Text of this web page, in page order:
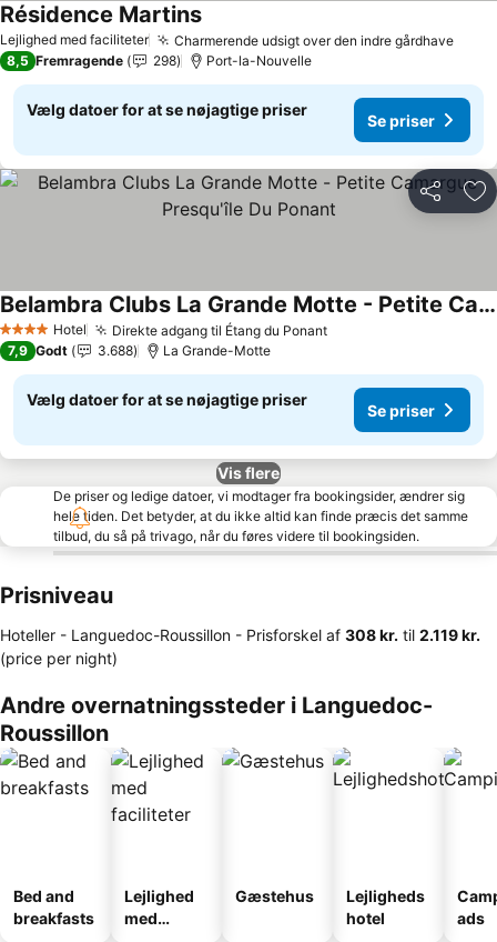
Lejlighed med faciliteter Charmerende udsigt over den indre gårdhaveSe
Résidence MartinsSe priser
8,5 Fremragende 298 Port-la-Nouvelle
Vælg datoer for at se nøjagtige priser
Se priser
Del
4 StjernerHotel Direkte adgang til Étang du PonantSe priser
Belambra Clubs La Grande Motte - Petite Camargue Presqu'île Du Ponant
Se priser
7,9 Godt 3.688 La Grande-Motte
Vælg datoer for at se nøjagtige priser
Se priser
Vis flere
De priser og ledige datoer, vi modtager fra bookingsider, ændrer sig
hele tiden. Det betyder, at du ikke altid kan finde præcis det samme
tilbud, du så på trivago, når du føres videre til bookingsiden.
Prisniveau
Hoteller - Languedoc-Roussillon - Prisforskel af ‎308 kr. til ‎2.119 kr.
(price per night)
Andre overnatningssteder i Languedoc-
Roussillon
Bed and
breakfasts
Lejlighed
med
Gæstehus
Lejligheds
hotel
ads